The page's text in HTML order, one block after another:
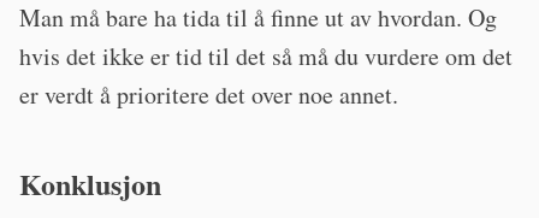
Man må bare ha tida til å finne ut av hvordan. Og
hvis det ikke er tid til det så må du vurdere om det
er verdt å prioritere det over noe annet.
Konklusjon